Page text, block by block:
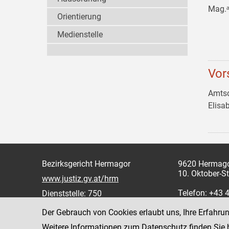
Orientierung
Medienstelle
Bezirksgericht Hermagor
www.justiz.gv.at/hrm
Dienststelle: 750
9620
10. Oktober-
Telefon: +43
Der Gebrauch von Cookies erlaubt uns, Ihre